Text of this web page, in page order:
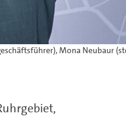
Mona Neubaur